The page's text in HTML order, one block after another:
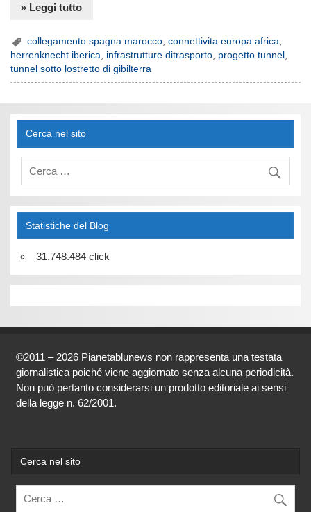
» Leggi tutto
collegamento spagna marocco,connettivita europa africa,
herrenknecht iberica, infrastrutture ditrasporto, progetto tunnel ,
tunnel sotto lostretto di gibilterra
Cerca nel sito
Statistiche del Blog
31.748.484 click
©2011 – 2026 Pianetablunews non rappresenta una testata
giornalistica poiché viene aggiornato senza alcuna periodicità.
Non può pertanto considerarsi un prodotto editoriale ai sensi
della legge n. 62/2001.
Cerca nel sito